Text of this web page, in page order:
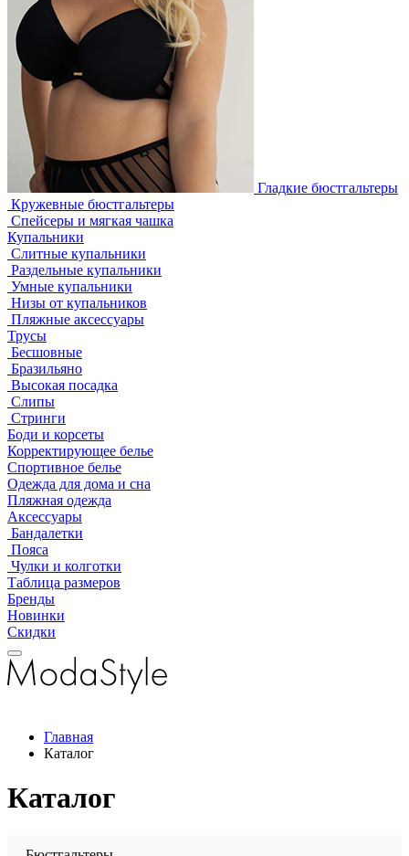
Гладкие бюстгальтеры
Кружевные бюстгальтеры
Спейсеры и мягкая чашка
Купальники
Слитные купальники
Раздельные купальники
Умные купальники
Низы от купальников
Пляжные аксессуары
Трусы
Бесшовные
Бразильяно
Высокая посадка
Слипы
Стринги
Боди и корсеты
Корректирующее белье
Спортивное белье
Одежда для дома и сна
Пляжная одежда
Аксессуары
Бандалетки
Пояса
Чулки и колготки
Таблица размеров
Бренды
Новинки
Скидки
Главная
Каталог
Каталог